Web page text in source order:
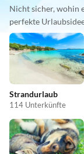
Nicht sicher, wohin
perfekte
Strandurlaub
114 Unterkünfte